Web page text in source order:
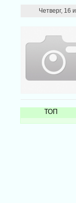
Четверг, 16
ТОП